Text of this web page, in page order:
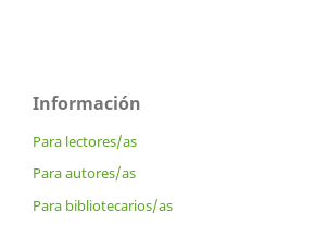
Información
Para lectores/as
Para autores/as
Para bibliotecarios/as